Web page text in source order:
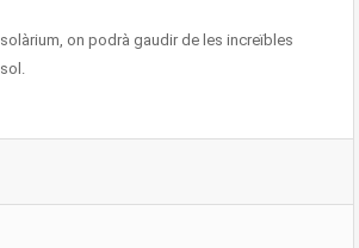
on podrà gaudir de les increïbles